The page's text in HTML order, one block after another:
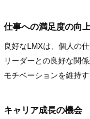
仕事への満足度の向上
良好なLMXは、個人の
リーダーとの良好な関
モチベーションを維持す
キャリア成長の機会